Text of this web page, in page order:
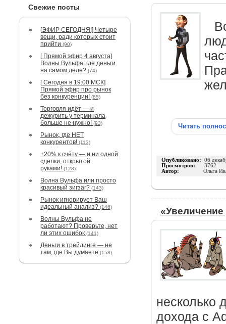
Свежие посты
[ЭФИР СЕГОДНЯ!] Четыре
вещи, ради которых стоит
прийти (90)
[ Прямой эфир 4 августа]
Волны Вульфа: где деньги
на самом деле? (74)
[ Сегодня в 19:00 МСК]
Прямой эфир про рынок
без конкуренции! (85)
Торговля идёт — и
дежурить у терминала
больше не нужно! (93)
Рынок, где НЕТ
конкурентов! (113)
+20% к счёту — и ни одной
сделки, открытой
руками! (128)
Волна Вульфа или просто
красивый зигзаг? (143)
Рынок игнорирует Ваш
идеальный анализ? (146)
Волны Вульфа не
работают? Проверьте, нет
ли этих ошибок (141)
Деньги в трейдинге — не
там, где Вы думаете (158)
Читать
Опубликовано: 06
Просмотров: 3762
Автор: Ольга
несколько
дохода с